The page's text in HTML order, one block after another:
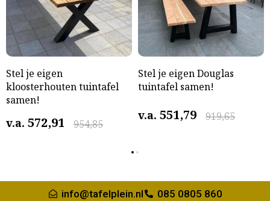
Stel je eigen
kloosterhouten tuintafel
samen!
v.a. 954,85
572,91
Stel je eigen Douglas
tuintafel samen!
v.a. 919,65
551,79
info@tafelplein.nl 085 0805 860